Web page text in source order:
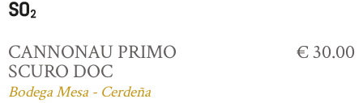
CANNONAU PRIMO
SCURO DOC
Bodega Mesa - Cerdeña
€ 30.00